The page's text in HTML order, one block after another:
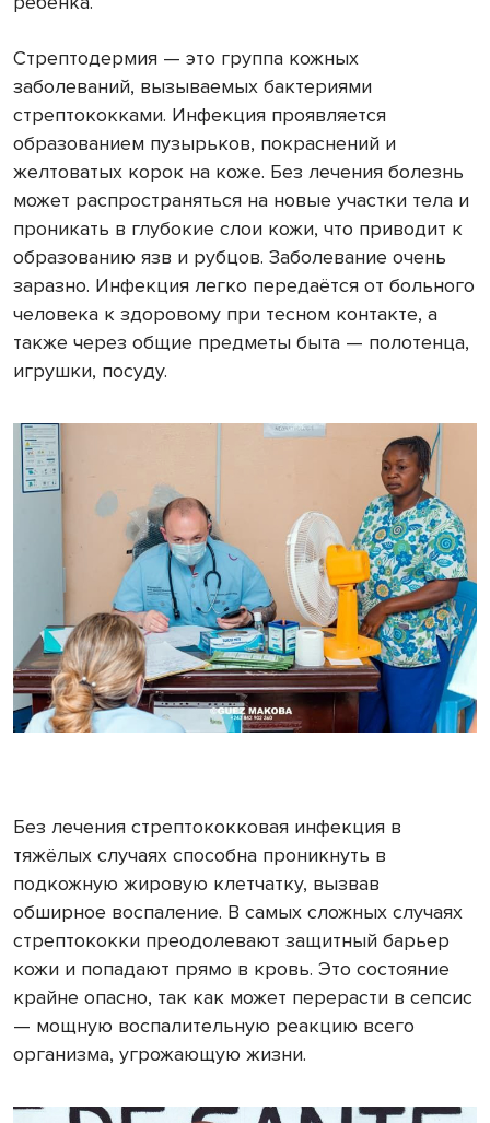
Стрептодермия — это группа кожных
заболеваний, вызываемых бактериями
стрептококками. Инфекция проявляется
образованием пузырьков, покраснений и
желтоватых корок на коже. Без лечения болезнь
может распространяться на новые участки тела и
проникать в глубокие слои кожи, что приводит к
образованию язв и рубцов. Заболевание очень
заразно. Инфекция легко передаётся от больного
человека к здоровому при тесном контакте, а
также через общие предметы быта — полотенца,
игрушки, посуду.
Без лечения стрептококковая инфекция в
тяжёлых случаях способна проникнуть в
подкожную жировую клетчатку, вызвав
обширное воспаление. В самых сложных случаях
стрептококки преодолевают защитный барьер
кожи и попадают прямо в кровь. Это состояние
крайне опасно, так как может перерасти в сепсис
— мощную воспалительную реакцию всего
организма, угрожающую жизни.